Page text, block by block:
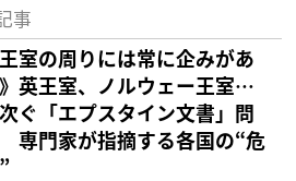
事
王室の周りには常に企みがあ
英王室、ノルウェー王室…
ぐ「エプスタイン文書」問
専門家が指摘する各国の“危